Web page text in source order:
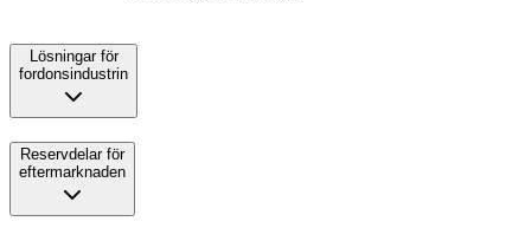
Lösningar för
fordonsindustrin
Reservdelar för
eftermarknaden